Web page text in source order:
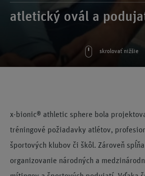
atletický ovál a
skrolovať nižšie
x-bionic® athletic sphere bola
tréningové požiadavky atlétov,
športových klubov či škôl. Zároveň
organizovanie národných a